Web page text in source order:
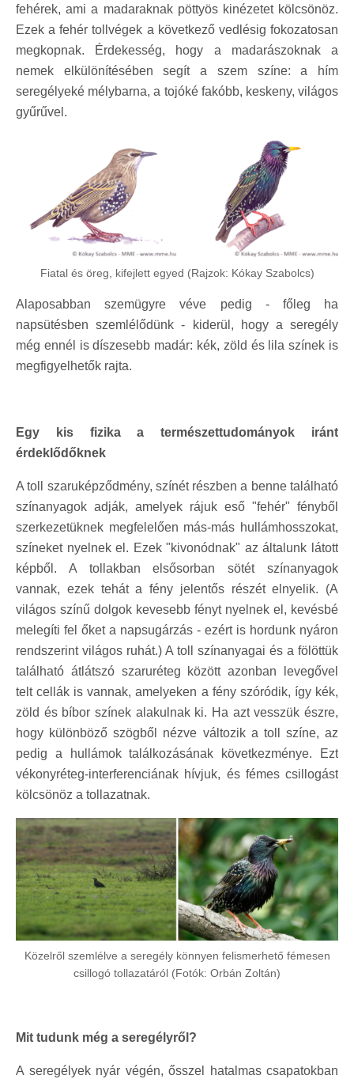
fehérek, ami a madaraknak pöttyös kinézetet kölcsönöz.
Ezek a fehér tollvégek a következő vedlésig fokozatosan
megkopnak. Érdekesség, hogy a madarászoknak a
nemek elkülönítésében segít a szem színe: a hím
seregélyeké mélybarna, a tojóké fakóbb, keskeny, világos
gyűrűvel.
Fiatal és öreg, kifejlett egyed (Rajzok: Kókay Szabolcs)
Alaposabban szemügyre véve pedig - főleg ha
napsütésben szemlélődünk - kiderül, hogy a seregély
még ennél is díszesebb madár: kék, zöld és lila színek is
megfigyelhetők rajta.
Egy kis fizika a természettudományok iránt
érdeklődőknek
A toll szaruképződmény, színét részben a benne található
színanyagok adják, amelyek rájuk eső "fehér" fényből
szerkezetüknek megfelelően más-más hullámhosszokat,
színeket nyelnek el. Ezek "kivonódnak" az általunk látott
képből. A tollakban elsősorban sötét színanyagok
vannak, ezek tehát a fény jelentős részét elnyelik. (A
világos színű dolgok kevesebb fényt nyelnek el, kevésbé
melegíti fel őket a napsugárzás - ezért is hordunk nyáron
rendszerint világos ruhát.) A toll színanyagai és a fölöttük
található átlátszó szaruréteg között azonban levegővel
telt cellák is vannak, amelyeken a fény szóródik, így kék,
zöld és bíbor színek alakulnak ki. Ha azt vesszük észre,
hogy különböző szögből nézve változik a toll színe, az
pedig a hullámok találkozásának következménye. Ezt
vékonyréteg-interferenciának hívjuk, és fémes csillogást
kölcsönöz a tollazatnak.
Közelről szemlélve a seregély könnyen felismerhető fémesen
csillogó tollazatáról (Fotók: Orbán Zoltán)
Mit tudunk még a seregélyről?
A seregélyek nyár végén, ősszel hatalmas csapatokban